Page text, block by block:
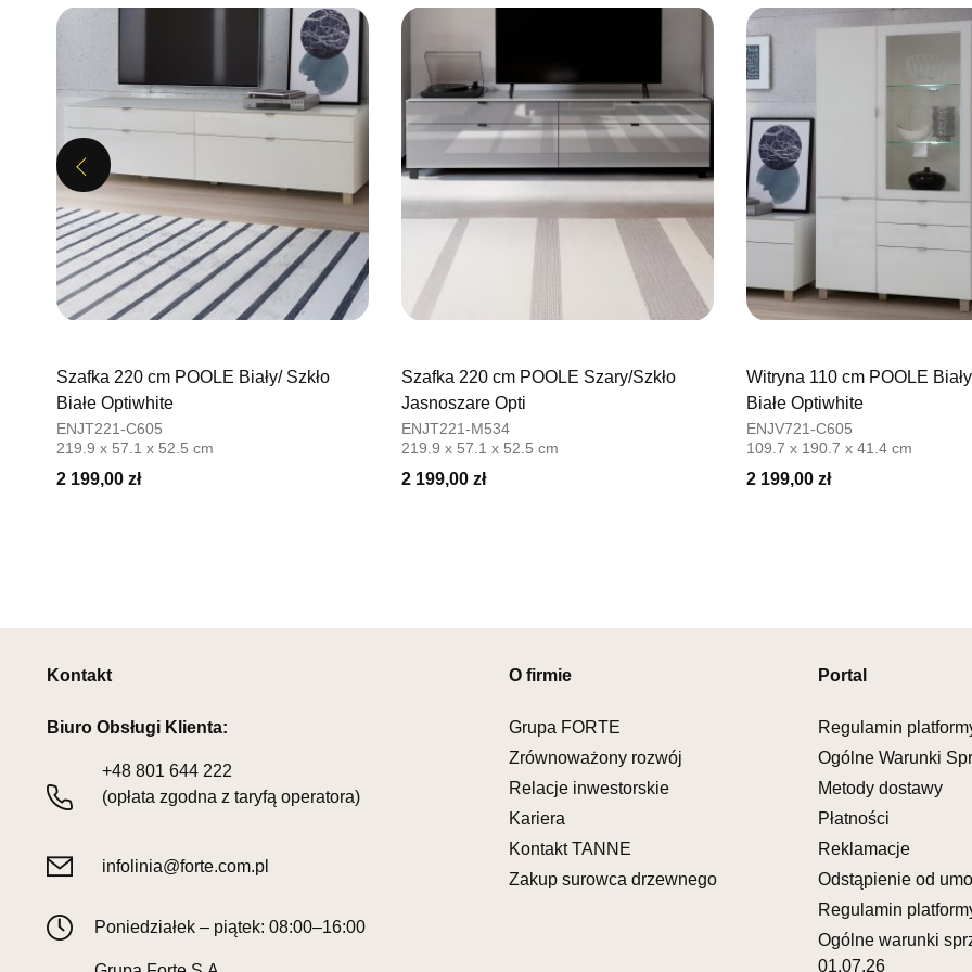
76-100
Nr tel.
Godziny
Pn-Pt:
SALON
Salon
UL.PLAC
76-200
Adres e-
Godziny
SALON
66-600
Nr tel.67-
Godziny
Pn-Pt:
SALON
Salon
83-340
Previous
Szafka 220 cm POOLE Biały/ Szkło
Białe Optiwhite
ENJT221-C605
219.9 x 57.1 x 52.5 cm
2 199,00 zł
Szafka 220 cm POOLE Szary/Szkło
Jasnoszare Opti
ENJT221-M534
219.9 x 57.1 x 52.5 cm
2 199,00 zł
Witryna 110 cm POOLE
Białe Optiwhite
ENJV721-C605
109.7 x 190.7 x 41.4 cm
2 199,00 zł
Kontakt
Biuro Obsługi Klienta:
+48 801 644 222
(opłata zgodna z taryfą operatora)
infolinia@forte.com.pl
Poniedziałek – piątek: 08:00–16:00
O firmie
Grupa FORTE
Zrównoważony rozwój
Relacje inwestorskie
Kariera
Kontakt TANNE
Zakup surowca drzewnego
Portal
Regulamin
Ogólne Warunki
Metody dostawy
Płatności
Reklamacje
Odstąpienie od
Regulamin
Ogólne warunki
01.07.26